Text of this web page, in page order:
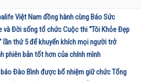
Việt Nam đồng hành cùng Báo Sức
và Đời sống tổ chức Cuộc thi “Tôi Khỏe Đẹp
lần thứ 5 để khuyến khích mọi người trở
phiên bản tốt hơn của chính mình
báo Đào Bình được bổ nhiệm giữ chức Tổng